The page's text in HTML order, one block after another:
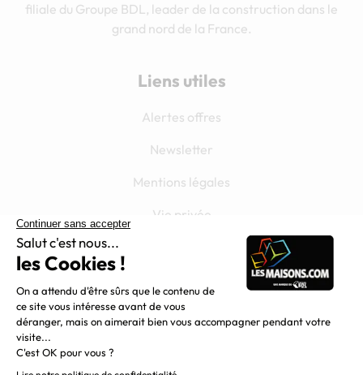
filiale du Groupe BDL, leader de la construction dans le
grand nord de la France.
Liens utiles
Alertes offres
Newsletter
Mentions légales
Vie privée
Filiales
Chargement...